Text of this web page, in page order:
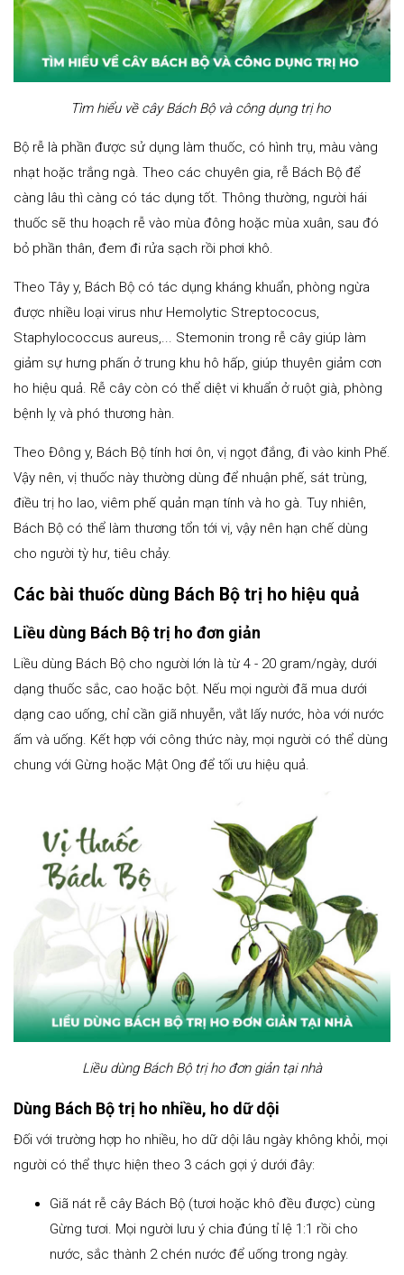
Tìm hiểu về cây Bách Bộ và công dụng trị ho
Bộ rễ là phần được sử dụng làm thuốc, có hình trụ, màu vàng
nhạt hoặc trắng ngà. Theo các chuyên gia, rễ Bách Bộ để
càng lâu thì càng có tác dụng tốt. Thông thường, người hái
thuốc sẽ thu hoạch rễ vào mùa đông hoặc mùa xuân, sau đó
bỏ phần thân, đem đi rửa sạch rồi phơi khô.
Theo Tây y, Bách Bộ có tác dụng kháng khuẩn, phòng ngừa
được nhiều loại virus như Hemolytic Streptococus,
Staphylococcus aureus,... Stemonin trong rễ cây giúp làm
giảm sự hưng phấn ở trung khu hô hấp, giúp thuyên giảm cơn
ho hiệu quả. Rễ cây còn có thể diệt vi khuẩn ở ruột già, phòng
bệnh lỵ và phó thương hàn.
Theo Đông y, Bách Bộ tính hơi ôn, vị ngọt đắng, đi vào kinh Phế.
Vậy nên, vị thuốc này thường dùng để nhuận phế, sát trùng,
điều trị ho lao, viêm phế quản mạn tính và ho gà. Tuy nhiên,
Bách Bộ có thể làm thương tổn tới vị, vậy nên hạn chế dùng
cho người tỳ hư, tiêu chảy.
Các bài thuốc dùng Bách Bộ trị ho hiệu quả
Liều dùng Bách Bộ trị ho đơn giản
Liều dùng Bách Bộ cho người lớn là từ 4 - 20 gram/ngày, dưới
dạng thuốc sắc, cao hoặc bột. Nếu mọi người đã mua dưới
dạng cao uống, chỉ cần giã nhuyễn, vắt lấy nước, hòa với nước
ấm và uống. Kết hợp với công thức này, mọi người có thể dùng
chung với Gừng hoặc Mật Ong để tối ưu hiệu quả.
Liều dùng Bách Bộ trị ho đơn giản tại nhà
Dùng Bách Bộ trị ho nhiều, ho dữ dội
Đối với trường hợp ho nhiều, ho dữ dội lâu ngày không khỏi, mọi
người có thể thực hiện theo 3 cách gợi ý dưới đây:
Giã nát rễ cây Bách Bộ (tươi hoặc khô đều được) cùng
Gừng tươi. Mọi người lưu ý chia đúng tỉ lệ 1:1 rồi cho
nước, sắc thành 2 chén nước để uống trong ngày.